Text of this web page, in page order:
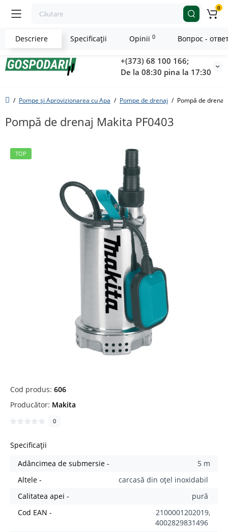
+(373) 68 100 166;
De la 08:30 pina la 17:30
0
Pompe și Aprovizionarea cu Apa Pompe de drenaj Pompă de drenaj
Pompă de drenaj Makita PF0403
TOP
Cod produs: 606
Producător: Makita
0
Specificații
Adâncimea de submersie -
5 m
Altele -
carcasă din oțel inoxidabil
Calitatea apei -
pură
Cod EAN -
2100001202019,
4002829831496
Descriere Specificaţii Opinii 0 Вопрос -